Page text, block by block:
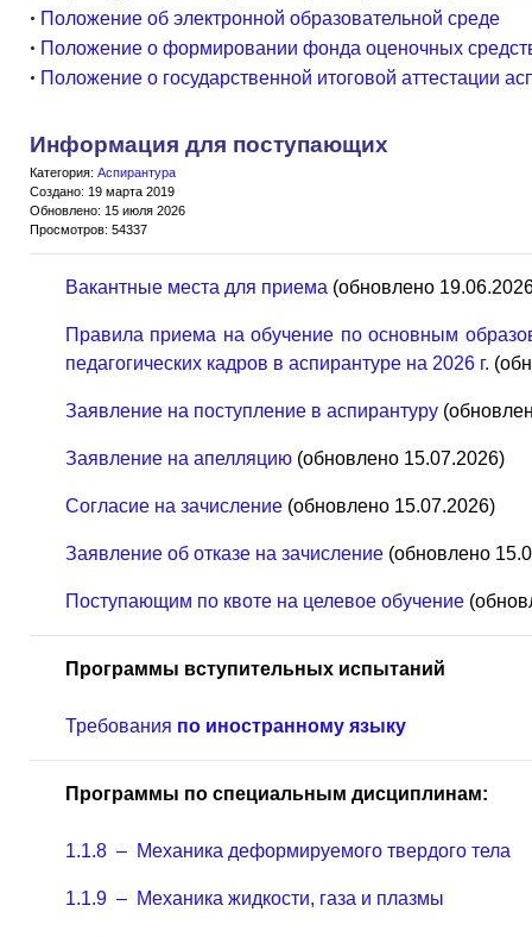
• Положение об электронной образовательной среде
• Положение о формировании фонда оценочных
• Положение о государственной итоговой аттестации
Информация для поступающих
Категория: Аспирантура
Создано: 19 марта 2019
Обновлено: 15 июля 2026
Просмотров: 54337
Вакантные места для приема (обновлено
Правила приема на обучение по основным
педагогических кадров в аспирантуре на 2026 г.
Заявление на поступление в аспирантуру
Заявление на апелляцию (обновлено 15.07.2026)
Согласие на зачисление (обновлено 15.07.2026)
Заявление об отказе на зачисление (обновлено
Поступающим по квоте на целевое обучение
Программы вступительных испытаний
Требования по иностранному языку
Программы по специальным дисциплинам:
1.1.8 – Механика деформируемого твердого тела
1.1.9 – Механика жидкости, газа и плазмы